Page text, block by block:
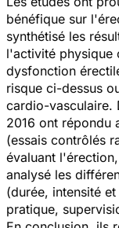
bénéfique sur
synthétisé les
l'activité physique
dysfonction
risque ci-dessus
cardio-vasculaire.
2016 ont répondu
(essais contrôlés
évaluant
analysé les
(durée, intensité
pratique,